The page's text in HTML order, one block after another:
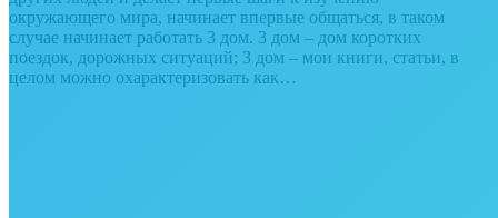
окружающего мира, начинает впервые общаться, в таком
случае начинает работать 3 дом. 3 дом – дом коротких
поездок, дорожных ситуаций; 3 дом – мои книги, статьи, в
целом можно охарактеризовать как…